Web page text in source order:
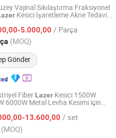
Vajinal Sıkılaştırma Fraksiyonel
Kesici İşaretleme Akne Tedavi
5.000,00 / Parça
(MOQ)
Gönder
Fiyat 2010
Fiber Lazer Kesici 1500W
6000W Metal Levha Kesimi için
13.600,00 / set
(MOQ)
Equipment Co., Ltd.
Fiyat 2025